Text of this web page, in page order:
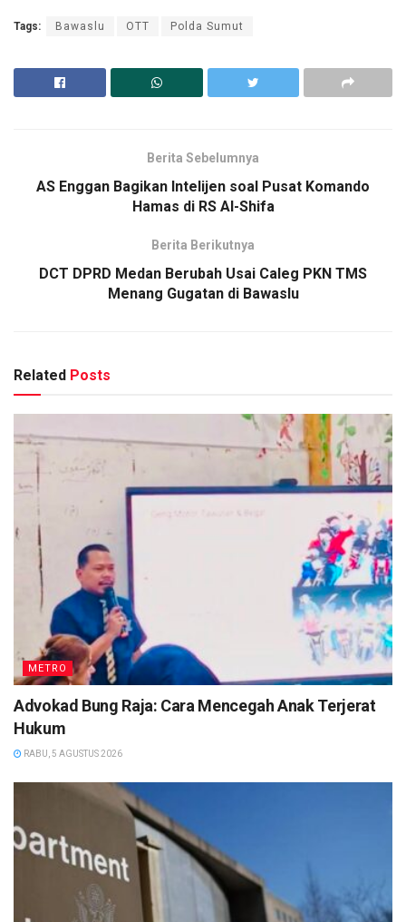
Tags: Bawaslu OTT Polda Sumut
Berita Sebelumnya
AS Enggan Bagikan Intelijen soal Pusat Komando
Hamas di RS Al-Shifa
Berita Berikutnya
DCT DPRD Medan Berubah Usai Caleg PKN TMS
Menang Gugatan di Bawaslu
Related Posts
METRO
Advokad Bung Raja: Cara Mencegah Anak Terjerat
Hukum
RABU, 5 AGUSTUS 2026